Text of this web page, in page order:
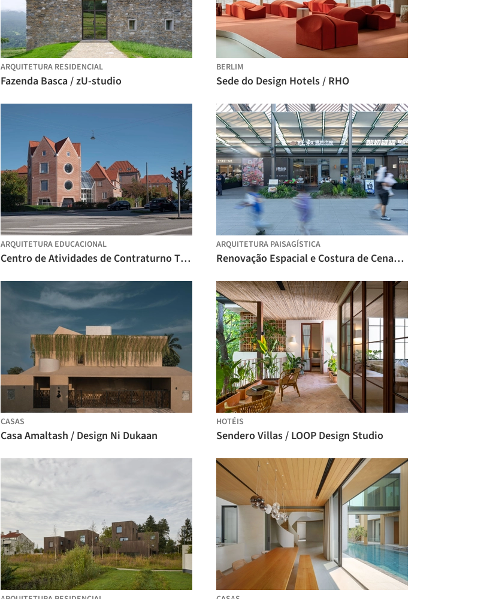
ARQUITETURA RESIDENCIAL
Fazenda Basca / zU-studio
BERLIM
Sede do Design Hotels / RHO
ARQUITETURA EDUCACIONAL
Centro de Atividades de Contraturno Tidsmaskinen / BBP Arkitekter
ARQUITETURA PAISAGÍSTICA
Renovação Espacial e Costura de Cenas da Praça de Alimentação Birland / Atelier Diving Bell
CASAS
Casa Amaltash / Design Ni Dukaan
HOTÉIS
Sendero Villas / LOOP Design Studio